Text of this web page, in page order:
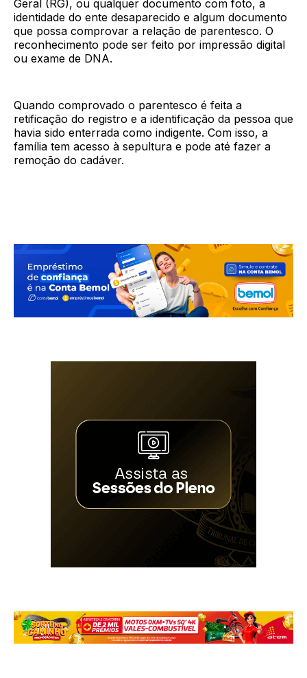
Geral (RG), ou qualquer documento com foto, a
identidade do ente desaparecido e algum documento
que possa comprovar a relação de parentesco. O
reconhecimento pode ser feito por impressão digital
ou exame de DNA.
Quando comprovado o parentesco é feita a
retificação do registro e a identificação da pessoa que
havia sido enterrada como indigente. Com isso, a
família tem acesso à sepultura e pode até fazer a
remoção do cadáver.